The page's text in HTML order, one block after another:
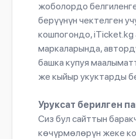
жоболордо
берүүнүн чектелген
кошпогондо, iTicket.kg
маркаларында,
башка купуя
же кыйыр укуктарды
Уруксат берилген
Сиз бул сайттын
көчүрмөлөрүн жеке